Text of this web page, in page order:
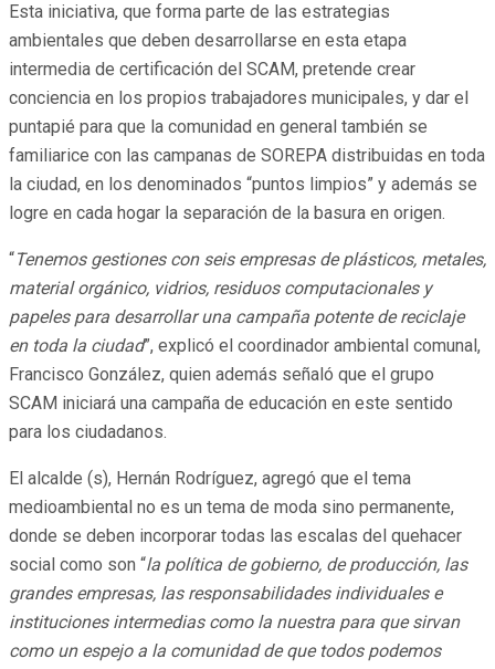
Esta iniciativa, que forma parte de las estrategias
ambientales que deben desarrollarse en esta etapa
intermedia de certificación del SCAM, pretende crear
conciencia en los propios trabajadores municipales, y dar el
puntapié para que la comunidad en general también se
familiarice con las campanas de SOREPA distribuidas en toda
la ciudad, en los denominados “puntos limpios” y además se
logre en cada hogar la separación de la basura en origen.
“Tenemos gestiones con seis empresas de plásticos, metales,
material orgánico, vidrios, residuos computacionales y
papeles para desarrollar una campaña potente de reciclaje
en toda la ciudad”, explicó el coordinador ambiental comunal,
Francisco González, quien además señaló que el grupo
SCAM iniciará una campaña de educación en este sentido
para los ciudadanos.
El alcalde (s), Hernán Rodríguez, agregó que el tema
medioambiental no es un tema de moda sino permanente,
donde se deben incorporar todas las escalas del quehacer
social como son “la política de gobierno, de producción, las
grandes empresas, las responsabilidades individuales e
instituciones intermedias como la nuestra para que sirvan
como un espejo a la comunidad de que todos podemos